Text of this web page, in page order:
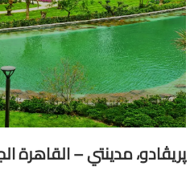
مدينتي – القاهرة الجديدة